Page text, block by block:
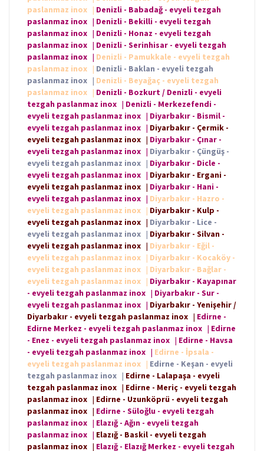
paslanmaz inox | Denizli - Babadağ - evyeli tezgah
paslanmaz inox | Denizli - Bekilli - evyeli tezgah
paslanmaz inox | Denizli - Honaz - evyeli tezgah
paslanmaz inox | Denizli - Serinhisar - evyeli tezgah
paslanmaz inox | Denizli - Pamukkale - evyeli tezgah
paslanmaz inox | Denizli - Baklan - evyeli tezgah
paslanmaz inox | Denizli - Beyağaç - evyeli tezgah
paslanmaz inox | Denizli - Bozkurt / Denizli - evyeli
tezgah paslanmaz inox | Denizli - Merkezefendi -
evyeli tezgah paslanmaz inox | Diyarbakır - Bismil -
evyeli tezgah paslanmaz inox | Diyarbakır - Çermik -
evyeli tezgah paslanmaz inox | Diyarbakır - Çınar -
evyeli tezgah paslanmaz inox | Diyarbakır - Çüngüş -
evyeli tezgah paslanmaz inox | Diyarbakır - Dicle -
evyeli tezgah paslanmaz inox | Diyarbakır - Ergani -
evyeli tezgah paslanmaz inox | Diyarbakır - Hani -
evyeli tezgah paslanmaz inox | Diyarbakır - Hazro -
evyeli tezgah paslanmaz inox | Diyarbakır - Kulp -
evyeli tezgah paslanmaz inox | Diyarbakır - Lice -
evyeli tezgah paslanmaz inox | Diyarbakır - Silvan -
evyeli tezgah paslanmaz inox | Diyarbakır - Eğil -
evyeli tezgah paslanmaz inox | Diyarbakır - Kocaköy -
evyeli tezgah paslanmaz inox | Diyarbakır - Bağlar -
evyeli tezgah paslanmaz inox | Diyarbakır - Kayapınar
- evyeli tezgah paslanmaz inox | Diyarbakır - Sur -
evyeli tezgah paslanmaz inox | Diyarbakır - Yenişehir /
Diyarbakır - evyeli tezgah paslanmaz inox | Edirne -
Edirne Merkez - evyeli tezgah paslanmaz inox | Edirne
- Enez - evyeli tezgah paslanmaz inox | Edirne - Havsa
- evyeli tezgah paslanmaz inox | Edirne - İpsala -
evyeli tezgah paslanmaz inox | Edirne - Keşan - evyeli
tezgah paslanmaz inox | Edirne - Lalapaşa - evyeli
tezgah paslanmaz inox | Edirne - Meriç - evyeli tezgah
paslanmaz inox | Edirne - Uzunköprü - evyeli tezgah
paslanmaz inox | Edirne - Süloğlu - evyeli tezgah
paslanmaz inox | Elazığ - Ağın - evyeli tezgah
paslanmaz inox | Elazığ - Baskil - evyeli tezgah
paslanmaz inox | Elazığ - Elazığ Merkez - evyeli tezgah